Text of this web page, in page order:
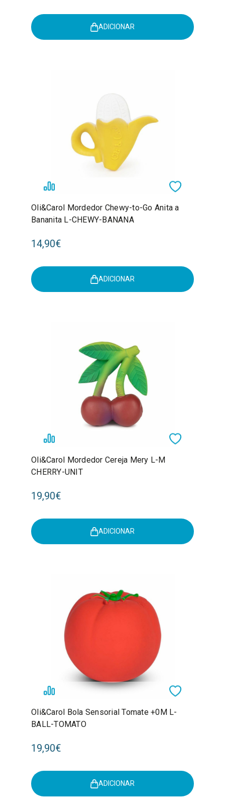
ADICIONAR
Oli&Carol Mordedor Chewy-to-Go Anita a
Bananita L-CHEWY-BANANA
14,90€
ADICIONAR
Oli&Carol Mordedor Cereja Mery L-M
CHERRY-UNIT
19,90€
ADICIONAR
Oli&Carol Bola Sensorial Tomate +0M L-
BALL-TOMATO
19,90€
ADICIONAR